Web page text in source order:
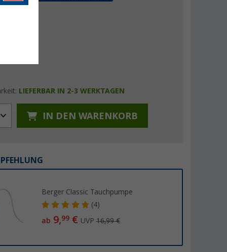
LIEFERBAR IN 2-3 WERKTAGEN
IN DEN WARENKORB
Berger Classic Tauchpumpe
(4)
ab 9,99€ UVP16,99 €